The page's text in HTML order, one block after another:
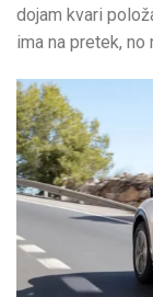
dojam kvari
ima na pretek,